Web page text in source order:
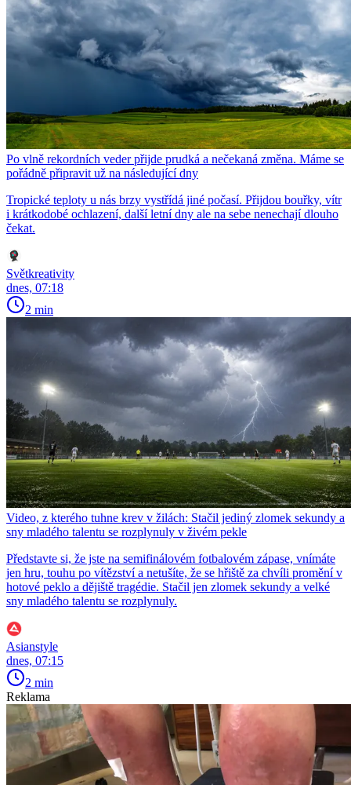
Po vlně rekordních veder přijde prudká a nečekaná změna. Máme se
pořádně připravit už na následující dny
Tropické teploty u nás brzy vystřídá jiné počasí. Přijdou bouřky, vítr
i krátkodobé ochlazení, další letní dny ale na sebe nenechají dlouho
čekat.
Světkreativity
dnes, 07:18
2 min
Video, z kterého tuhne krev v žilách: Stačil jediný zlomek sekundy a
sny mladého talentu se rozplynuly v živém pekle
Představte si, že jste na semifinálovém fotbalovém zápase, vnímáte
jen hru, touhu po vítězství a netušíte, že se hřiště za chvíli promění v
hotové peklo a dějiště tragédie. Stačil jen zlomek sekundy a velké
sny mladého talentu se rozplynuly.
Asianstyle
dnes, 07:15
2 min
Reklama